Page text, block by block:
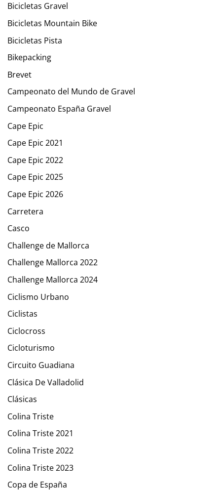
Bicicletas Gravel
Bicicletas Mountain Bike
Bicicletas Pista
Bikepacking
Brevet
Campeonato del Mundo de Gravel
Campeonato España Gravel
Cape Epic
Cape Epic 2021
Cape Epic 2022
Cape Epic 2025
Cape Epic 2026
Carretera
Casco
Challenge de Mallorca
Challenge Mallorca 2022
Challenge Mallorca 2024
Ciclismo Urbano
Ciclistas
Ciclocross
Cicloturismo
Circuito Guadiana
Clásica De Valladolid
Clásicas
Colina Triste
Colina Triste 2021
Colina Triste 2022
Colina Triste 2023
Copa de España